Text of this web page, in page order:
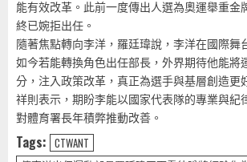
能有效改革。此前一度傳出人選為奧運舉重金
終已婉拒出任。
隨著焦點轉向李洋，羅廷瑋說，李洋在國際舞
如今若能轉換角色出任部長，外界期待他能將
分，注入政策改革，真正為選手與基層創造更
祥則表示，期盼李能以國家代表隊的專業與紀
對體育署長年積弊推動改善。
Tags: CTWANT